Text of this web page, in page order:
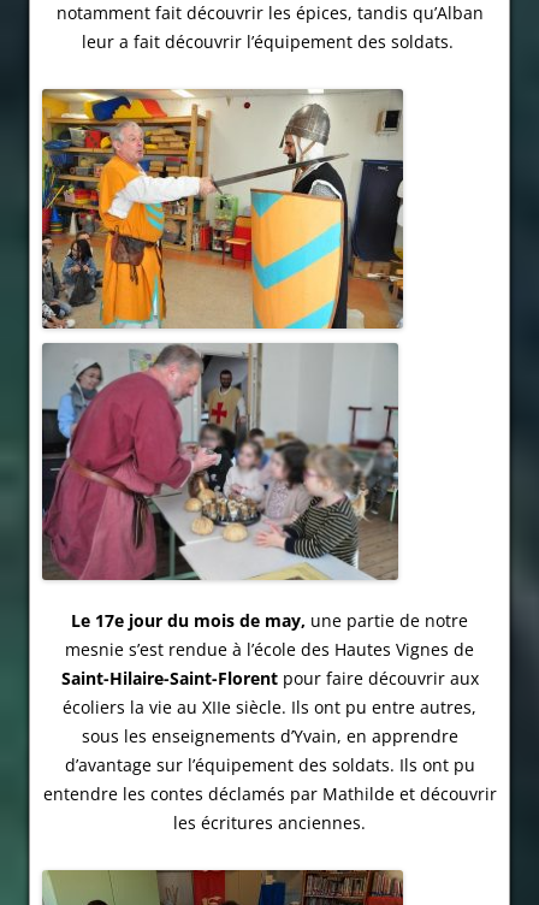
notamment fait découvrir les épices, tandis qu’Alban
leur a fait découvrir l’équipement des soldats.
Le 17e jour du mois de may, une partie de notre
mesnie s’est rendue à l’école des Hautes Vignes de
Saint-Hilaire-Saint-Florentpour faire découvrir aux
écoliers la vie au XIIe siècle. Ils ont pu entre autres,
sous les enseignements d’Yvain, en apprendre
d’avantage sur l’équipement des soldats. Ils ont pu
entendre les contes déclamés par Mathilde et découvrir
les écritures anciennes.